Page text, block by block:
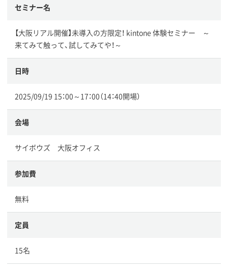
セミナー名
【大阪リアル開催】未導入の方限定！ kintone 体験セミナー ～
来てみて触って、試してみてや！～
日時
2025/09/19 15：00～17：00（14：40開場）
会場
サイボウズ 大阪オフィス
参加費
無料
定員
15名